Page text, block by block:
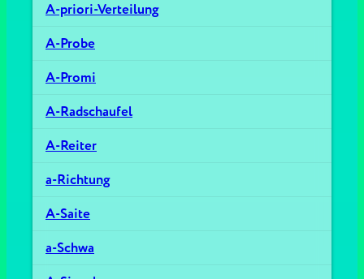
A-priori-Verteilung
A-Probe
A-Promi
A-Radschaufel
A-Reiter
a-Richtung
A-Saite
a-Schwa